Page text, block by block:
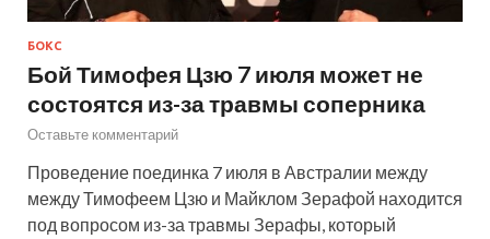
БОКС
Бой Тимофея Цзю 7 июля может не
состоятся из-за травмы соперника
Оставьте комментарий
Проведение поединка 7 июля в Австралии между
между Тимофеем Цзю и Майклом Зерафой находится
под вопросом из-за травмы Зерафы, который